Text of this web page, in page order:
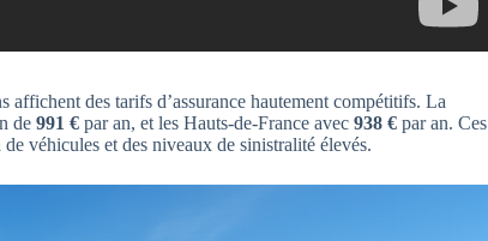
des tarifs d’assurance hautement compétitifs. La
de 991 € par an, et les Hauts-de-France avec 938 € par an. Ces
véhicules et des niveaux de sinistralité élevés.